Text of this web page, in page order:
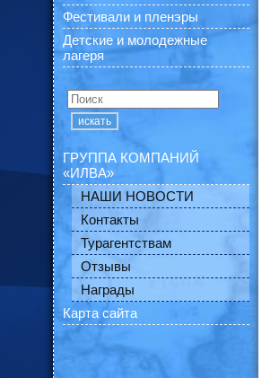
Фестивали и пленэры
Детские и молодежные
лагеря
искать
ГРУППА КОМПАНИЙ
«ИЛВА»
НАШИ НОВОСТИ
Контакты
Турагентствам
Отзывы
Награды
Карта сайта